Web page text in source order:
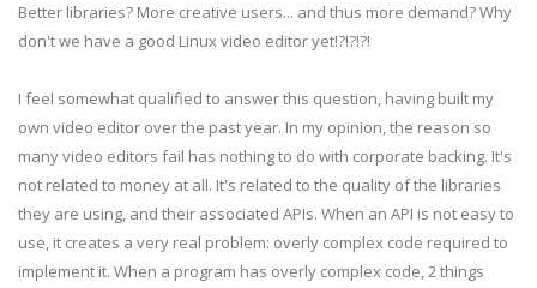
Better libraries? More creative users... and thus more demand? Why
don't we have a good Linux video editor yet!?!?!?!
I feel somewhat qualified to answer this question, having built my
own video editor over the past year. In my opinion, the reason so
many video editors fail has nothing to do with corporate backing. It's
not related to money at all. It's related to the quality of the libraries
they are using, and their associated APIs. When an API is not easy to
use, it creates a very real problem: overly complex code required to
implement it. When a program has overly complex code, 2 things